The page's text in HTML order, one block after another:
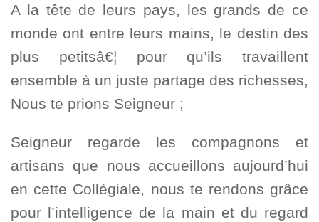
A la tête de leurs pays, les grands de ce
monde ont entre leurs mains, le destin des
plus petitsâ€¦ pour qu’ils travaillent
ensemble à un juste partage des richesses,
Nous te prions Seigneur ;
Seigneur regarde les compagnons et
artisans que nous accueillons aujourd’hui
en cette Collégiale, nous te rendons grâce
pour l’intelligence de la main et du regard